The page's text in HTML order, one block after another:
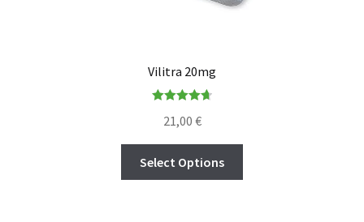
Vilitra 20mg
out of 5
21,00 €
Select Options